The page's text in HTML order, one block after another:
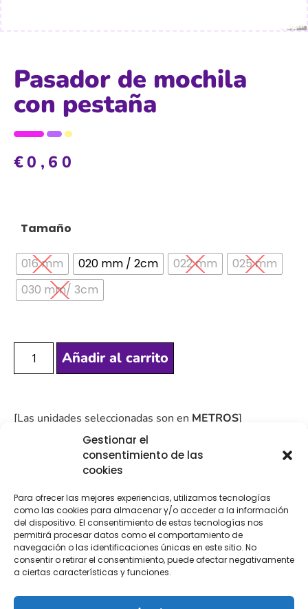
Gestionar el
consentimiento de las
cookies
Para ofrecer las mejores experiencias, utilizamos tecnologías
como las cookies para almacenar y/o acceder a la información
del dispositivo. El consentimiento de estas tecnologías nos
permitirá procesar datos como el comportamiento de
navegación o las identificaciones únicas en este sitio. No
consentir o retirar el consentimiento, puede afectar negativamente
a ciertas características y funciones.
Pasador de mochila
con pestaña
€0,60
Tamaño
016 mm 020 mm / 2cm 022 mm
025 mm
030 mm/ 3cm
Añadir al carrito
[Las unidades seleccionadas son en METROS]
COMPRA
SEGURA
ENVÍO 24-48H TIENDA FÍSICA
Descripción Información adicional